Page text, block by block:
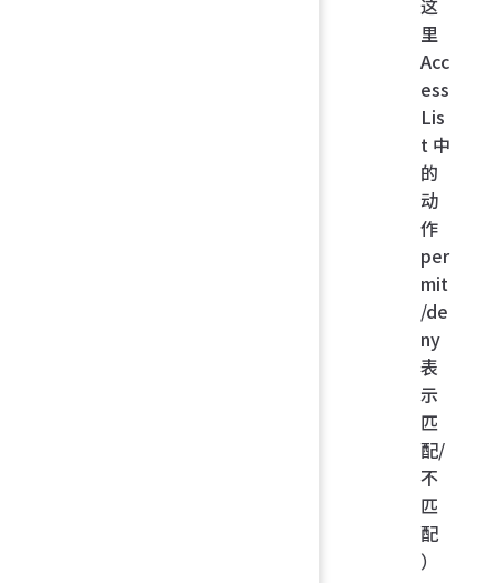
里
Acc
ess
Lis
t 中
的
动
作
per
mit
/de
ny
表
示
匹
配/
不
匹
配
）